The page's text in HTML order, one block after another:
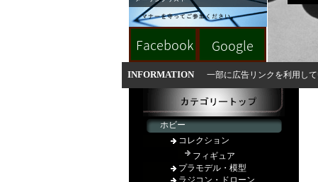
INFORMATION 一部に広告リンクを利用し